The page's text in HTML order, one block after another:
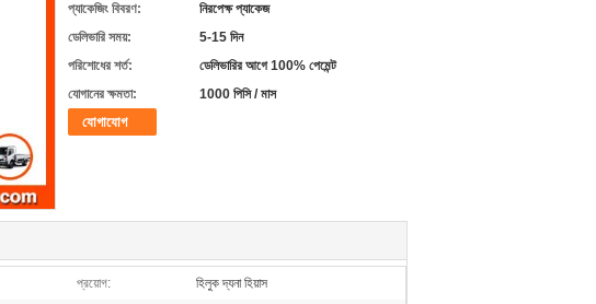
প্যাকেজিং বিবরণ:
নিরপেক্ষ প্যাকেজ
ডেলিভারি সময়:
5-15 দিন
পরিশোধের শর্ত:
ডেলিভারির আগে 100% পেমেন্ট
যোগানের ক্ষমতা:
1000 পিসি / মাস
যোগাযোগ
প্রয়োগ: হিলুক দ্যনা হিয়াস